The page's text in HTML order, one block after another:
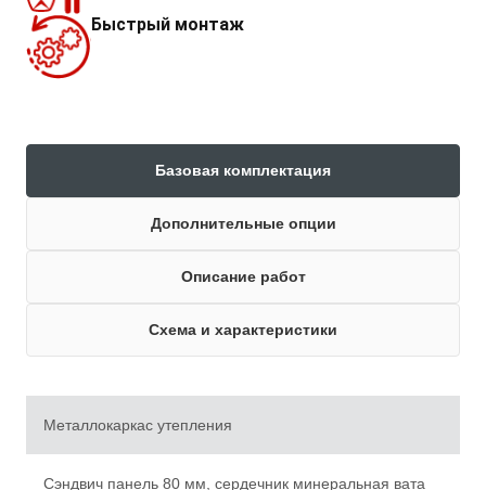
Быстрый монтаж
Базовая комплектация
Дополнительные опции
Описание работ
Схема и характеристики
Металлокаркас утепления
Сэндвич панель 80 мм, сердечник минеральная вата